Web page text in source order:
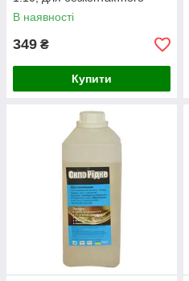
миття апаратом високого
тиску,
В наявності
349 ₴
Купити